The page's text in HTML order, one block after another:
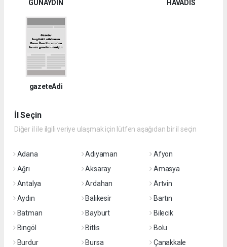
GÜNAYDIN
HAVADİS
gazeteAdi
İl Seçin
Diğer il ile ilgili veriye ulaşmak için lütfen aşağıdan bir il seçin
Adana Adıyaman
Afyon
Ağrı
Aksaray
Amasya
Antalya
Ardahan
Artvin
Aydın
Balıkesir
Bartın
Batman
Bayburt
Bilecik
Bingöl
Bitlis
Bolu
Burdur
Bursa
Çanakkale